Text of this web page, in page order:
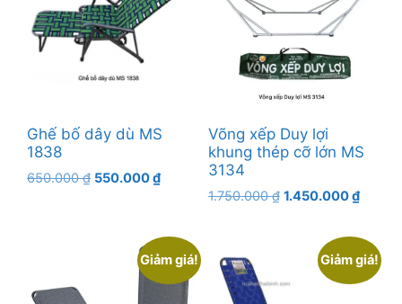
Ghế bố dây dù MS
1838
650.000₫ Giá
650.000 ₫.
550.000₫Giá
là:
550.000 ₫.
Võng xếp Duy lợi
khung thép cỡ lớn MS
3134
1.750.000₫ Giá
1.750.000 ₫.
1.450.000₫Giá
là:
Giảm giá! Giảm giá!